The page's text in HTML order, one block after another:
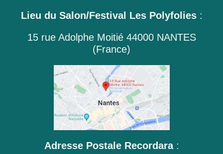
Lieu du Salon/Festival Les Polyfolies:
15 rue Adolphe Moitié 44000 NANTES
(France)
Adresse Postale Recordara: